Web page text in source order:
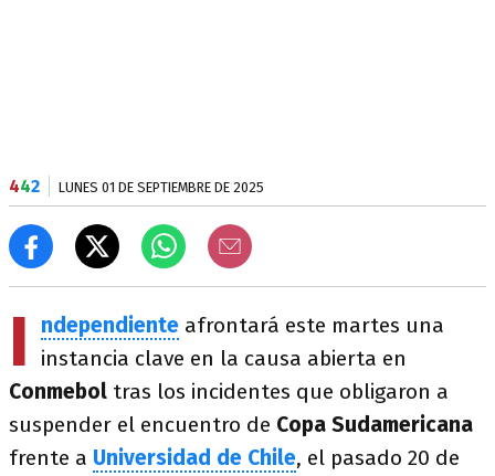
442 LUNES 01 DE SEPTIEMBRE DE 2025
I ndependiente afrontará este martes una
instancia clave en la causa abierta en
Conmebol tras los incidentes que obligaron a
suspender el encuentro de Copa Sudamericana
frente a Universidad de Chile, el pasado 20 de